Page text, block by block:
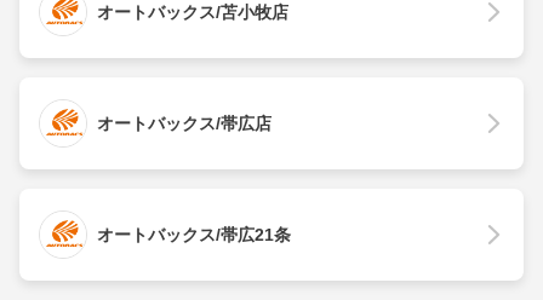
オートバックス/苫小牧店
オートバックス/帯広店
オートバックス/帯広21条